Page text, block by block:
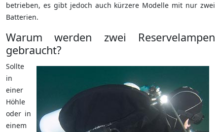
betrieben, es gibt jedoch auch kürzere Modelle mit nur zwei
Batterien.
Warum werden zwei Reservelampen
gebraucht?
Sollte
in
einer
Höhle
oder in
einem